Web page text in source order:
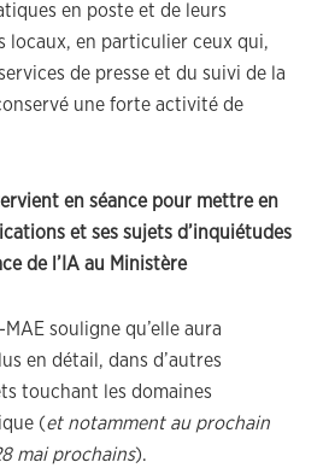
en poste et de leurs
locaux, en particulier ceux qui,
de presse et du suivi de la
une forte activité de
en séance pour mettre en
et ses sujets d’inquiétudes
de l’IA au Ministère
souligne qu’elle aura
en détail, dans d’autres
touchant les domaines
(et notamment au prochain
mai prochains).